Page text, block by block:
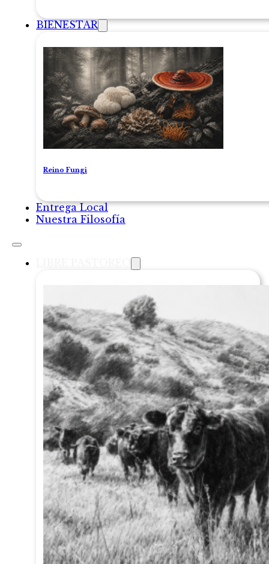
BIENESTAR
Reino Fungi
Entrega Local
Nuestra Filosofía